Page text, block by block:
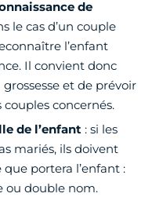
de
le cas d’un couple
l’enfant
Il convient donc
et de prévoir
concernés.
de l’enfant : si les
mariés, ils doivent
portera l’enfant :
ou double nom.